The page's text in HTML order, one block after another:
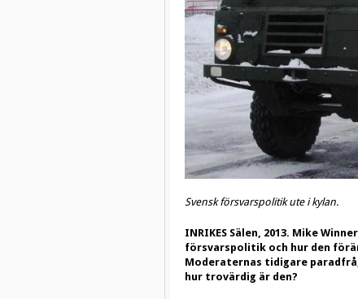
Svensk försvarspolitik ute i kylan.
INRIKES Sälen, 2013. Mike
försvarspolitik och hur den
Moderaternas tidigare
hur trovärdig är den?